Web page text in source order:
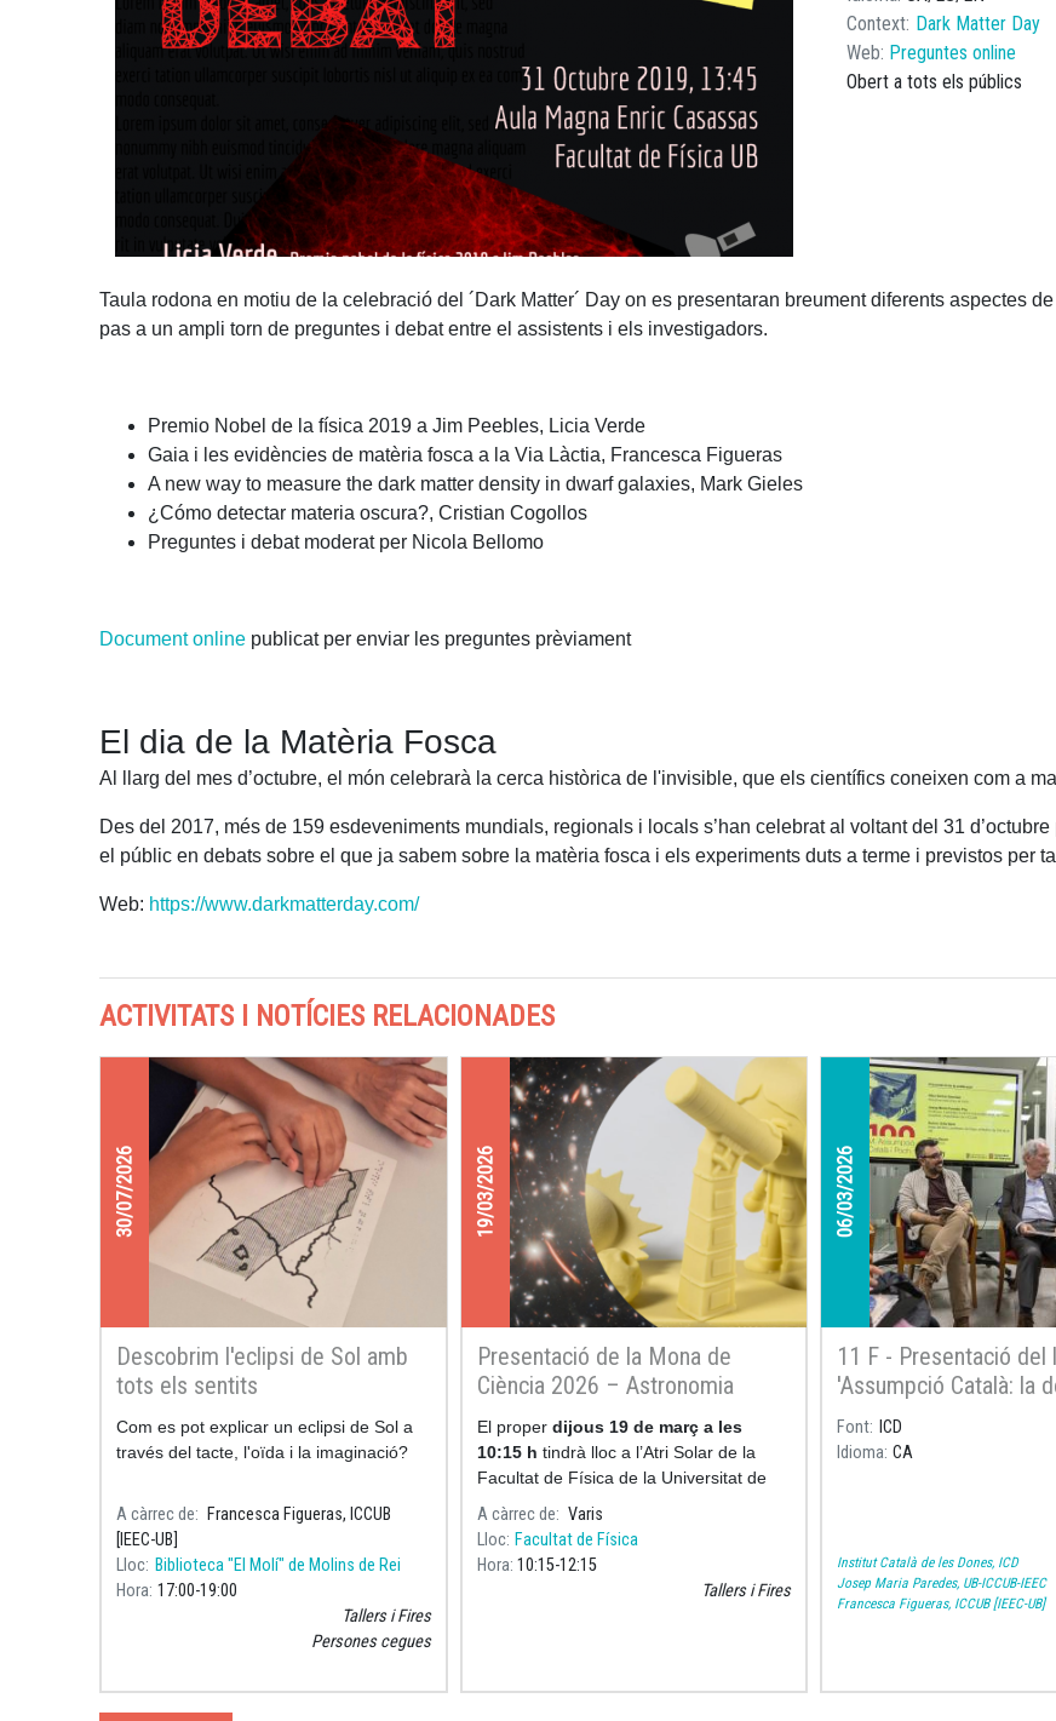
Context Dark Matter Day
Web Preguntes online
Obert a tots els públics
Taula rodona en motiu de la celebració del ´Dark Matter´ Day on es presentaran breument diferents aspectes
pas a un ampli torn de preguntes i debat entre el assistents i els investigadors.
Premio Nobel de la física 2019 a Jim Peebles, Licia Verde
Gaia i les evidències de matèria fosca a la Via Làctia, Francesca Figueras
A new way to measure the dark matter density in dwarf galaxies, Mark Gieles
¿Cómo detectar materia oscura?, Cristian Cogollos
Preguntes i debat moderat per Nicola Bellomo
Document online publicat per enviar les preguntes prèviament
El dia de la Matèria Fosca
Al llarg del mes d’octubre, el món celebrarà la cerca històrica de l'invisible, que els científics coneixen com a
Des del 2017, més de 159 esdeveniments mundials, regionals i locals s’han celebrat al voltant del 31
el públic en debats sobre el que ja sabem sobre la matèria fosca i els experiments duts a terme i previstos per
Web: https://www.darkmatterday.com/
ACTIVITATS I NOTÍCIES RELACIONADES
30/07/2026
Descobrim l'eclipsi de Sol amb
tots els sentits
Com es pot explicar un eclipsi de Sol a
través del tacte, l'oïda i la imaginació?
A càrrec de
Francesca Figueras, ICCUB
[IEEC-UB]
Lloc Biblioteca "El Molí" de Molins de Rei
Hora 17:00 19:00
Tallers i Fires
Persones cegues
19/03/2026
Presentació de la Mona de
Ciència 2026 – Astronomia
El proper dijous 19 de març a les
10:15 h tindrà lloc a l’Atri Solar de la
Facultat de Física de la Universitat de
Barcelona la presentació de la
A càrrec de
Varis
Lloc Facultat de Física
Hora 10:15 12:15
Tallers i Fires
06/03/2026
11 F - Presentació del
'Assumpció Català: la
estimava les estrelles'
Font
ICD
Idioma CA
Institut Català de les Dones, ICD
Josep Maria Paredes, UB-ICCUB-IEEC
Francesca Figueras, ICCUB [IEEC-UB]